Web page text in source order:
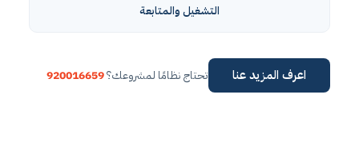
التشغيل والمتابعة
اعرف المزيد عنا تحتاج نظامًا لمشروعك؟920016659